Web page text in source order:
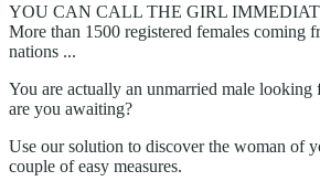
YOU CAN CALL THE GIRL
More than 1500 registered females coming
nations ...
You are actually an unmarried male looking
are you awaiting?
Use our solution to discover the woman of
couple of easy measures.